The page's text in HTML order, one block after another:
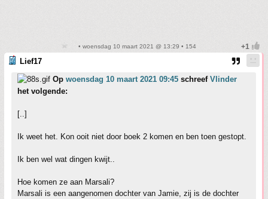
• woensdag 10 maart 2021 @ 13:29 • 154
Lief17
Op woensdag 10 maart 2021 09:45 schreef Vlinder
het volgende:
[..]
Ik weet het. Kon ooit niet door boek 2 komen en ben toen gestopt.
Ik ben wel wat dingen kwijt..
Hoe komen ze aan Marsali?
Marsali is een aangenomen dochter van Jamie, zij is de dochter